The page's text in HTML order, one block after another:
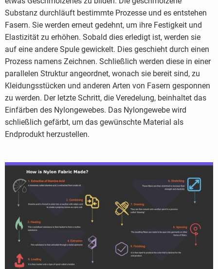
Substanz durchläuft bestimmte Prozesse und es entstehen
Fasern. Sie werden erneut gedehnt, um ihre Festigkeit und
Elastizität zu erhöhen. Sobald dies erledigt ist, werden sie
auf eine andere Spule gewickelt. Dies geschieht durch einen
Prozess namens Zeichnen. Schließlich werden diese in einer
parallelen Struktur angeordnet, wonach sie bereit sind, zu
Kleidungsstücken und anderen Arten von Fasern gesponnen
zu werden. Der letzte Schritt, die Veredelung, beinhaltet das
Einfärben des Nylongewebes. Das Nylongewebe wird
schließlich gefärbt, um das gewünschte Material als
Endprodukt herzustellen.